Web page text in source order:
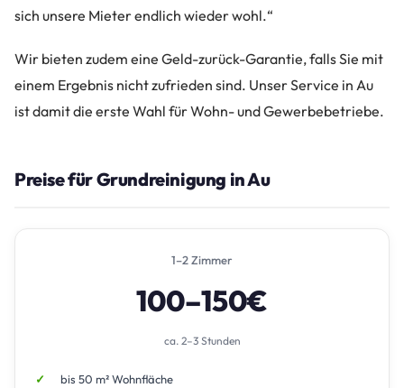
sich unsere Mieter endlich wieder wohl.“
Wir bieten zudem eine Geld-zurück-Garantie, falls Sie mit
einem Ergebnis nicht zufrieden sind. Unser Service in Au
ist damit die erste Wahl für Wohn- und Gewerbebetriebe.
Preise für Grundreinigung in Au
1–2 Zimmer
100–150€
ca. 2–3 Stunden
bis 50 m² Wohnfläche